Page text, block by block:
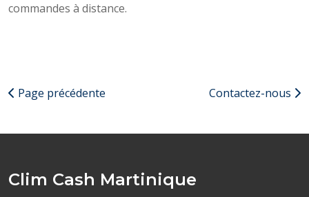
commandes à distance.
Page précédente Contactez-nous
Clim Cash Martinique